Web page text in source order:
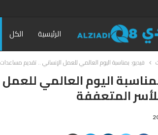
الرئيسية الكل
فيديو: بمناسبة اليوم العالمي للعمل الإنساني .. تقديم
اليوم العالمي
المتعففة